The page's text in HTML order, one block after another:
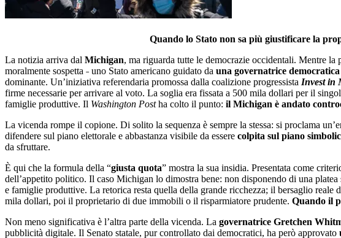
Quando lo Stato non sa più giustificare la
La notizia arriva dal Michigan, ma riguarda tutte le democrazie occidentali. Mentre la
moralmente sospetta ˗ uno Stato americano guidato da una governatrice democratica
dominante. Un’iniziativa referendaria promossa dalla coalizione progressista Invest in
firme necessarie per arrivare al voto. La soglia era fissata a 500 mila dollari per il
famiglie produttive. Il Washington Postha colto il punto: il Michigan è andato
La vicenda rompe il copione. Di solito la sequenza è sempre la stessa: si proclama
difendere sul piano elettorale e abbastanza visibile da essere colpita sul piano
da sfruttare.
È qui che la formula della “giusta quota” mostra la sua insidia. Presentata come
dell’appetito politico. Il caso Michigan lo dimostra bene: non disponendo di una
e famiglie produttive. La retorica resta quella della grande ricchezza; il bersaglio
mila dollari, poi il proprietario di due immobili o il risparmiatore prudente. Quando il
Non meno significativa è l’altra parte della vicenda. La governatrice Gretchen
pubblicità digitale. Il Senato statale, pur controllato dai democratici, ha però approvato